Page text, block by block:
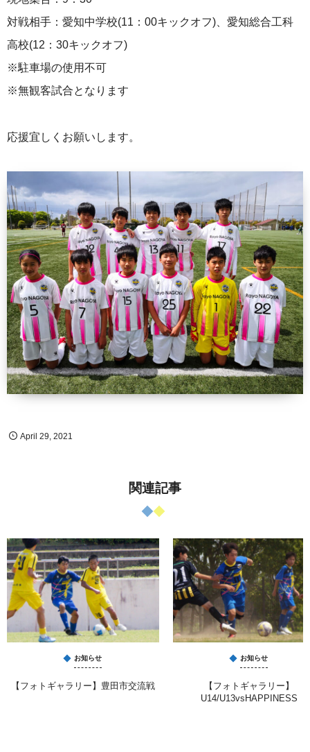
対戦相手：愛知中学校(11：00キックオフ)、愛知総合工科
高校(12：30キックオフ)
※駐車場の使用不可
※無観客試合となります
応援宜しくお願いします。
April 29 ,2021
関連記事
お知らせ
【フォトギャラリー】豊田市交流戦
お知らせ
【フォトギャラリー】
U14/U13vsHAPPINESS